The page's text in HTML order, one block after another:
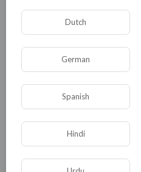
воскресенский
В 2006 году играл на
составе сборной
• 0
Dutch
German
Spanish
Hindi